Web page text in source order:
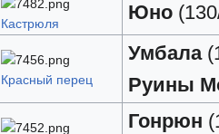
Кастрюля Юно
Красный перец
Умбала
Руины
Гонрюн